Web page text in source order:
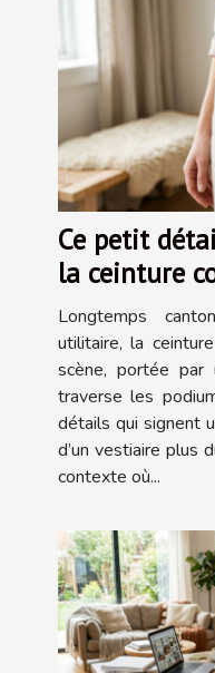
Ce petit
la ceinture
Longtemps
utilitaire, la
scène, portée par
traverse les
détails qui signent
d’un vestiaire plus
contexte où...